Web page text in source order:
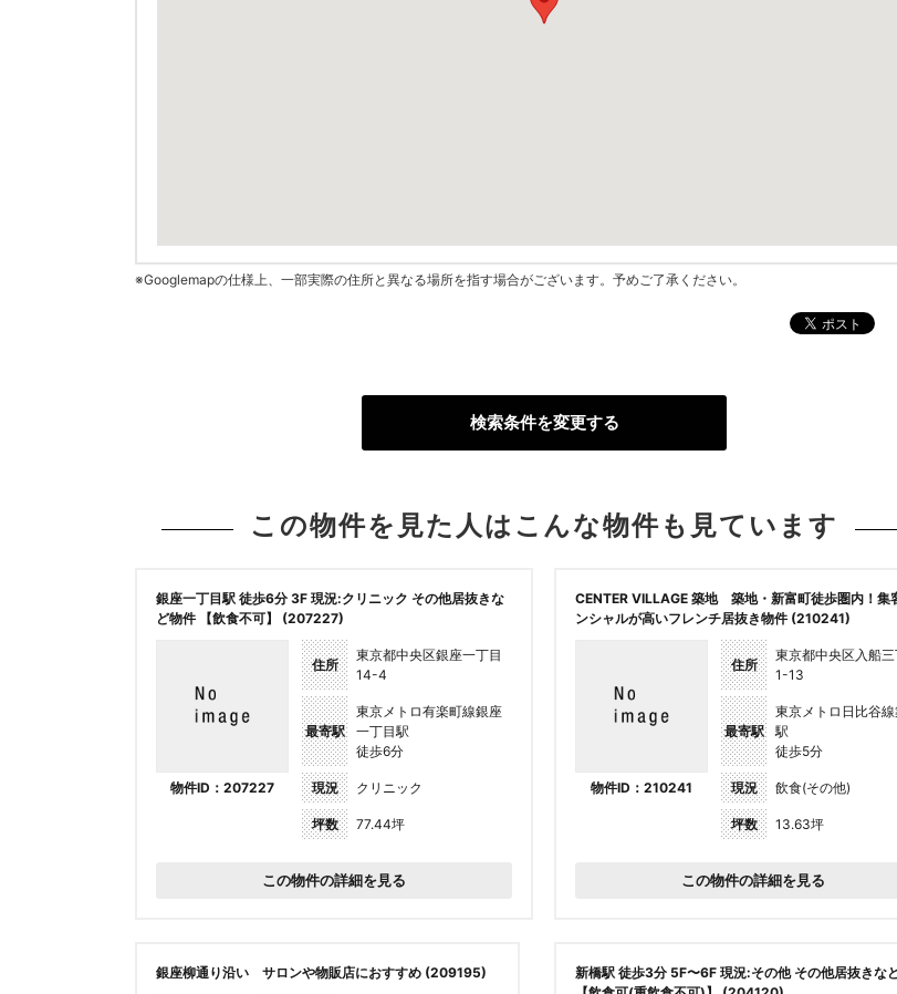
※Googlemapの仕様上、一部実際の住所と異なる場所を指す場合がございます。予めご了承ください。
検索条件を変更する
この物件を見た人はこんな物件も見ています
銀座一丁目駅 徒歩6分 3F 現況:クリニック その他居抜きな
ど物件 【飲食不可】 (207227)
物件ID：207227
住所
東京都中央区銀座一丁目
14-4
最寄駅
東京メトロ有楽町線銀座
一丁目駅
徒歩6分
現況 クリニック
坪数 77.44坪
この物件の詳細を見る
CENTER VILLAGE 築地 築地・新富町徒歩圏内！集
ンシャルが高いフレンチ居抜き物件 (210241)
物件ID：210241
住所
東京都中央区入船三
1-13
最寄駅
東京メトロ日比谷
駅
徒歩5分
現況 飲食(その他)
坪数 13.63坪
この物件の詳細を見る
銀座柳通り沿い サロンや物販店におすすめ (209195)
新橋駅 徒歩3分 5F〜6F 現況:その他 その他居抜きな